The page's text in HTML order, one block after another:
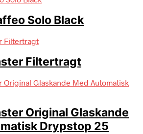
Solo Black
Filtertragt
Original Glaskande
Drypstop 25